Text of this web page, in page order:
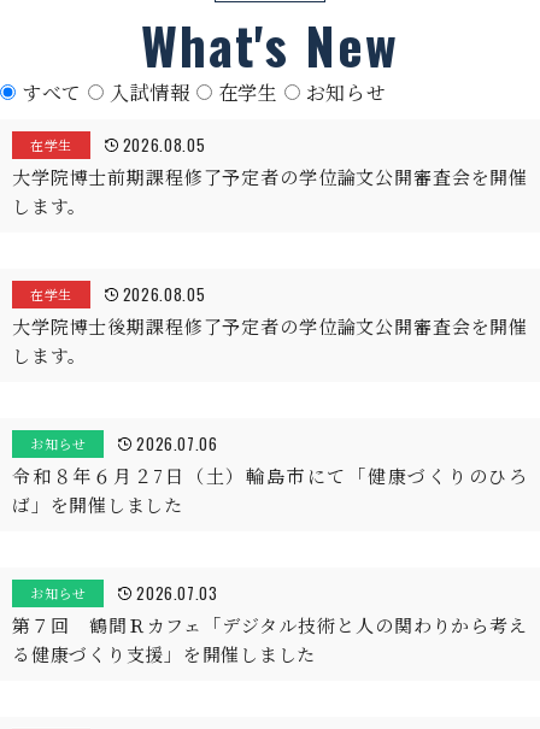
What's New
すべて 入試情報 在学生 お知らせ
在学生 2026.08.05
大学院博士前期課程修了予定者の学位論文公開審査会を開催
します。
在学生 2026.08.05
大学院博士後期課程修了予定者の学位論文公開審査会を開催
します。
お知らせ 2026.07.06
令和８年６月２7日（土）輪島市にて「健康づくりのひろ
ば」を開催しました
お知らせ 2026.07.03
第７回 鶴間Ｒカフェ「デジタル技術と人の関わりから考え
る健康づくり支援」を開催しました